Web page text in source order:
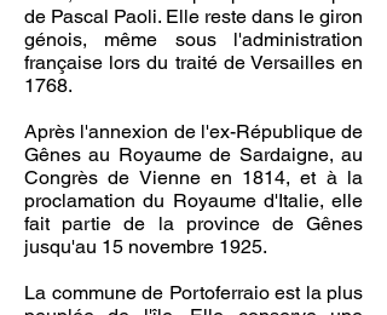
de Pascal Paoli. Elle reste dans le giron
génois, même sous l'administration
française lors du traité de Versaillesen
1768.
Après l'annexion de l'ex-République de
Gênes au Royaume de Sardaigne, au
Congrès de Vienneen 1814, et à la
proclamation du Royaume d'Italie, elle
fait partie de la province de Gênes
jusqu'au 15 novembre 1925.
La commune de Portoferraio est la plus